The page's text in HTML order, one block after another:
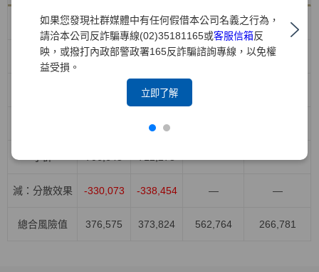
如果您發現社群媒體中有任何假借本公司名義之行為，
請洽本公司反詐騙專線(02)35181165或客服信箱反
映，或撥打內政部警政署165反詐騙諮詢專線，以免權
益受損。
立即了解
股權風險 418,426 371,043 528,908 264,044
利率風險 96,615 155,709 232,839 91,949
137,958
47,568
減：分散效果 -330,073 -338,454 — —
總合風險值 376,575 373,824 562,764 266,781